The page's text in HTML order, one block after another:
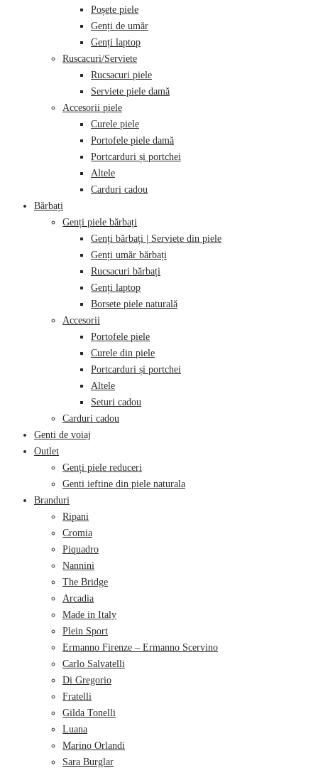
Poșete piele
Genți de umăr
Genți laptop
Ruscacuri/Serviete
Rucsacuri piele
Serviete piele damă
Accesorii piele
Curele piele
Portofele piele damă
Portcarduri și portchei
Altele
Carduri cadou
Bărbați
Genți piele bărbați
Genți bărbați | Serviete din piele
Genți umăr bărbați
Rucsacuri bărbați
Genți laptop
Borsete piele naturală
Accesorii
Portofele piele
Curele din piele
Portcarduri și portchei
Altele
Seturi cadou
Carduri cadou
Genti de voiaj
Outlet
Genți piele reduceri
Genti ieftine din piele naturala
Branduri
Ripani
Cromia
Piquadro
Nannini
The Bridge
Arcadia
Made in Italy
Plein Sport
Ermanno Firenze – Ermanno Scervino
Carlo Salvatelli
Di Gregorio
Fratelli
Gilda Tonelli
Luana
Marino Orlandi
Sara Burglar